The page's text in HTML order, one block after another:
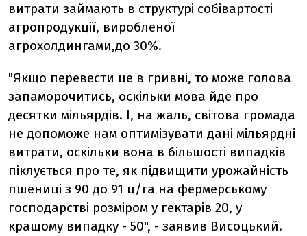
витрати займають в структурі собівартості
агропродукції, виробленої
агрохолдингами,до 30%.
"Якщо перевести це в гривні, то може голова
запаморочитись, оскільки мова йде про
десятки мільярдів. І, на жаль, світова громада
не допоможе нам оптимізувати дані мільярдні
витрати, оскільки вона в більшості випадків
піклується про те, як підвищити урожайність
пшениці з 90 до 91 ц/га на фермерському
господарстві розміром у гектарів 20, у
кращому випадку - 50", - заявив Висоцький.